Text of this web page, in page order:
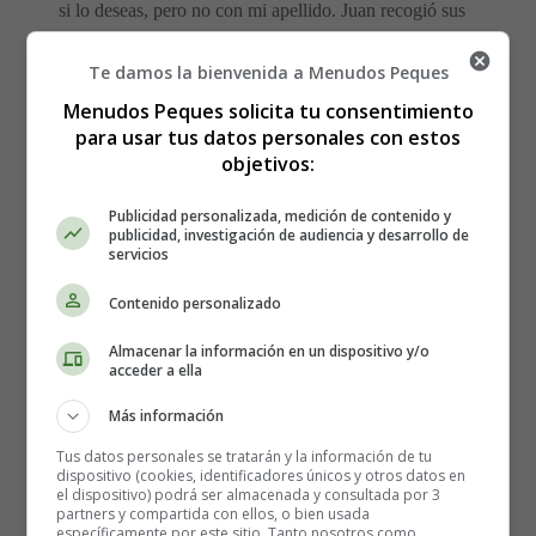
si lo deseas, pero no con mi apellido. Juan recogió sus
cosas, se despidió de su hermano y de su padre, y
emprendió su camino. Cerca de un molino encontró a un
y darse cuenta de que no podía utilizar su apellido,
decidió que su nombre sería en adelante Juan Sin Miedo.
- ¿Juan Sin Miedo? ¡Extraño nombre! - Se admiró el
sacristán. - Verá, nunca he conocido el miedo, he partido
de mi casa con la intención de que alguien me pueda
más allá del valle, muy lejos, hay un castillo encantado
linda hija a aquel que consiga recuperar el castillo y el
asustados o murieron de miedo. - Quizá, quizá allí pueda
sentir el miedo. Después de mucho caminar, vislumbró a
lo lejos las torres más altas de un castillo en el que no
Te damos la bienvenida a Menudos Peques
Menudos Peques solicita tu consentimiento
para usar tus datos personales con estos
objetivos:
Publicidad personalizada, medición de contenido y
publicidad, investigación de audiencia y desarrollo de
servicios
Contenido personalizado
Almacenar la información en un dispositivo y/o
acceder a ella
Más información
Tus datos personales se tratarán y la información de tu
dispositivo (cookies, identificadores únicos y otros datos en
el dispositivo) podrá ser almacenada y consultada por 3
partners y compartida con ellos, o bien usada